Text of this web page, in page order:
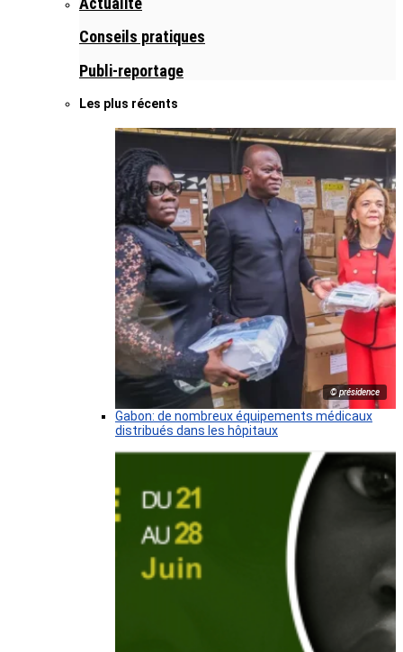
Conseils pratiques
Publi-reportage
Les plus récents
© présidence
Gabon: de nombreux équipements médicaux
distribués dans les hôpitaux